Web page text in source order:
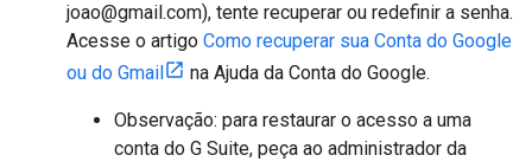
joao@gmail.com), tente recuperar ou redefinir a senha.
Acesse o artigo Como recuperar sua Conta do Google
ou do Gmail
na Ajuda da Conta do Google.
Observação: para restaurar o acesso a uma
conta do G Suite, peça ao administrador da